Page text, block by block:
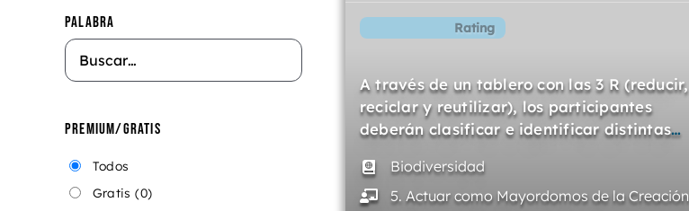
PALABRA
PREMIUM/GRATIS
Todos
Gratis (0)
Rating
A través de un tablero con las 3 R (reducir,
reciclar y reutilizar), los participantes
deberán clasificar e identificar distintas…
Biodiversidad
5. Actuar como Mayordomos de la Creación